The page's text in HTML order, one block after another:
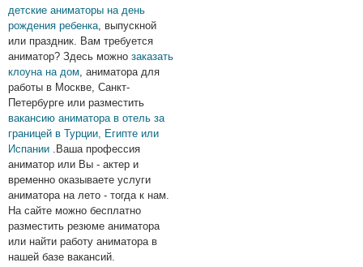
детские аниматоры на день
рождения ребенка , выпускной
или праздник. Вам требуется
аниматор? Здесь можно заказать
клоуна на дом , аниматора для
работы в Москве, Санкт-
Петербурге или разместить
вакансию аниматора в отель за
границей в Турции, Египте или
Испании .Ваша профессия
аниматор или Вы - актер и
временно оказываете услуги
аниматора на лето - тогда к нам.
На сайте можно бесплатно
разместить резюме аниматора
или найти работу аниматора в
нашей базе вакансий.